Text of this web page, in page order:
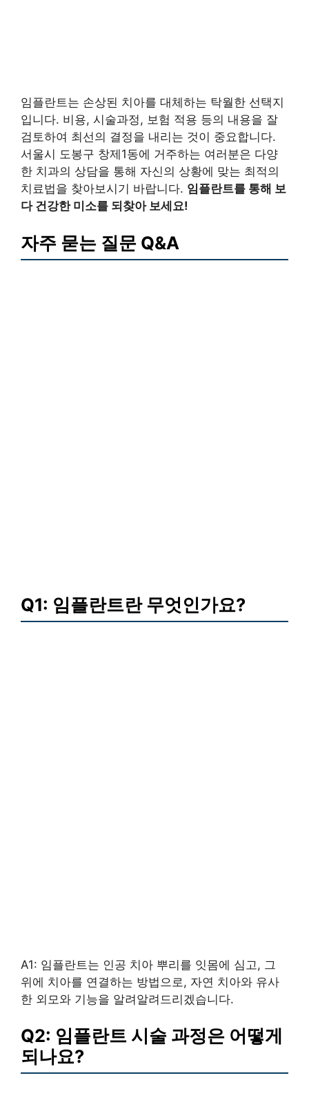
임플란트는 손상된 치아를 대체하는 탁월한 선택지
입니다. 비용, 시술과정, 보험 적용 등의 내용을 잘
검토하여 최선의 결정을 내리는 것이 중요합니다.
서울시 도봉구 창제1동에 거주하는 여러분은 다양
한 치과의 상담을 통해 자신의 상황에 맞는 최적의
치료법을 찾아보시기 바랍니다. 임플란트를 통해 보
다 건강한 미소를 되찾아 보세요!
자주 묻는 질문 Q&A
Q1: 임플란트란 무엇인가요?
A1: 임플란트는 인공 치아 뿌리를 잇몸에 심고, 그
위에 치아를 연결하는 방법으로, 자연 치아와 유사
한 외모와 기능을 알려알려드리겠습니다.
Q2: 임플란트 시술 과정은 어떻게
되나요?